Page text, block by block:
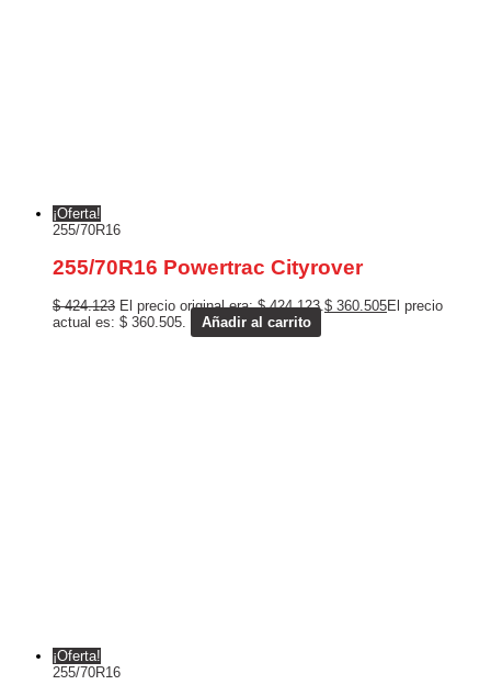
¡Oferta!
255/70R16
255/70R16 Powertrac Cityrover
$424.123 El precio original era: $ 424.123.$ 360.505El precio
actual es: $ 360.505.
Añadir al carrito
¡Oferta!
255/70R16